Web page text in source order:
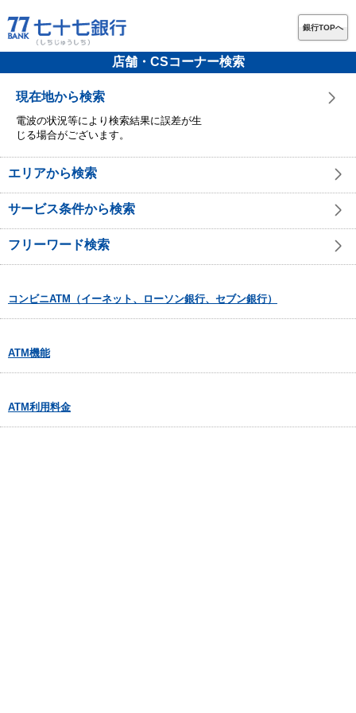
銀行TOPへ
店舗・CSコーナー検索
現在地から検索
電波の状況等により検索結果に誤差が生
じる場合がございます。
エリアから検索
サービス条件から検索
フリーワード検索
コンビニATM（イーネット、ローソン銀行、セブン銀行）
ATM機能
ATM利用料金